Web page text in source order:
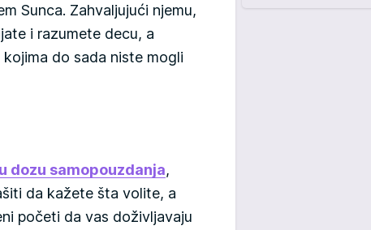
Sunca. Zahvaljujući njemu,
i razumete decu, a
do sada niste mogli
dozu samopouzdanja,
da kažete šta volite, a
početi da vas doživljavaju